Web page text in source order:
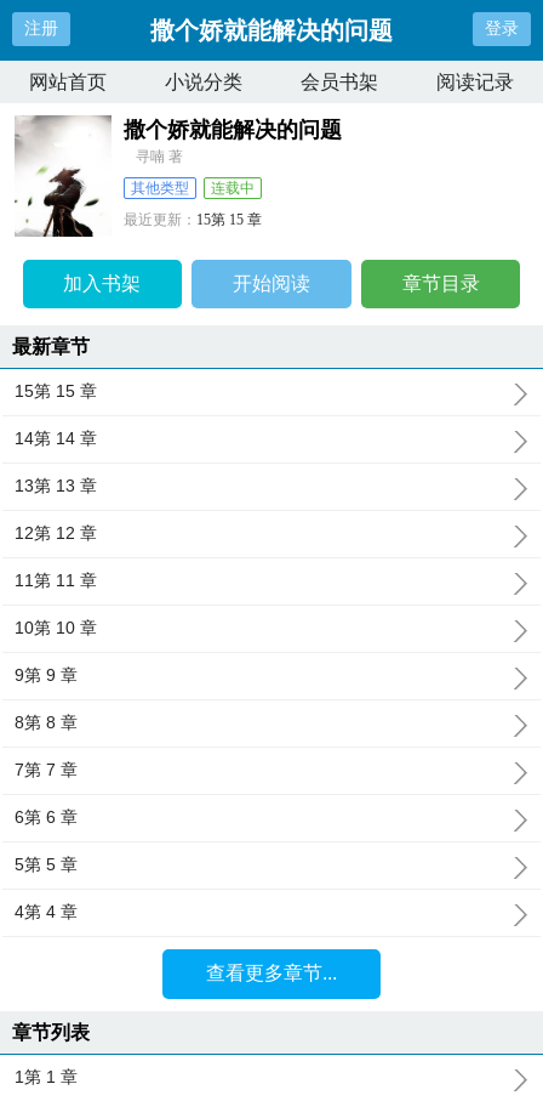
注册 撒个娇就能解决的问题 登录
网站首页 小说分类 会员书架 阅读记录
撒个娇就能解决的问题
寻喃 著
其他类型
连载中
最近更新： 15第 15 章
加入书架 开始阅读 章节目录
最新章节
15第 15 章
14第 14 章
13第 13 章
12第 12 章
11第 11 章
10第 10 章
9第 9 章
8第 8 章
7第 7 章
6第 6 章
5第 5 章
4第 4 章
查看更多章节...
章节列表
1第 1 章